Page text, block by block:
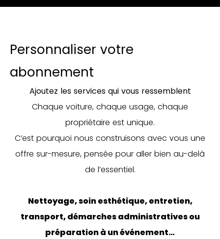
Personnaliser votre
abonnement
Ajoutez les services qui vous ressemblent
Chaque voiture, chaque usage, chaque
propriétaire est unique.
C’est pourquoi nous construisons avec vous une
offre sur-mesure, pensée pour aller bien au-delà
de l’essentiel.
Nettoyage, soin esthétique, entretien,
transport, démarches administratives ou
préparation à un événement…